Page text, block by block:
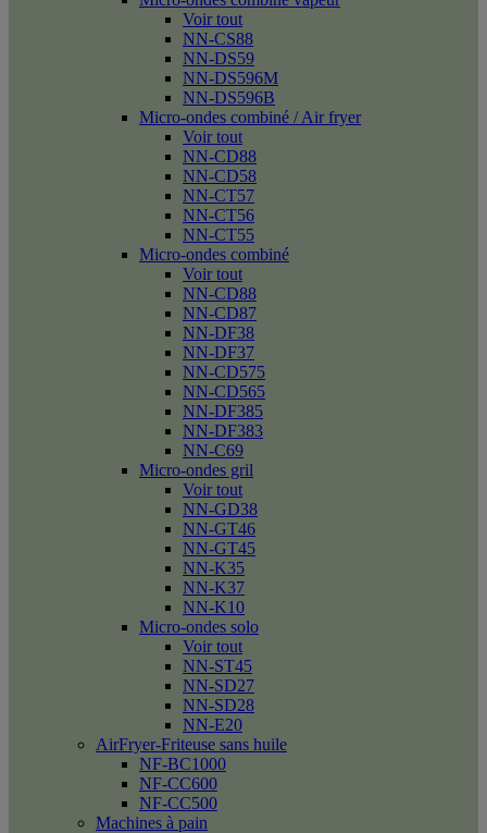
Voir tout
NN-CS88
NN-DS59
NN-DS596M
NN-DS596B
Micro-ondes combiné / Air fryer
Voir tout
NN-CD88
NN-CD58
NN-CT57
NN-CT56
NN-CT55
Micro-ondes combiné
Voir tout
NN-CD88
NN-CD87
NN-DF38
NN-DF37
NN-CD575
NN-CD565
NN-DF385
NN-DF383
NN-C69
Micro-ondes gril
Voir tout
NN-GD38
NN-GT46
NN-GT45
NN-K35
NN-K37
NN-K10
Micro-ondes solo
Voir tout
NN-ST45
NN-SD27
NN-SD28
NN-E20
AirFryer-Friteuse sans huile
NF-BC1000
NF-CC600
NF-CC500
Machines à pain